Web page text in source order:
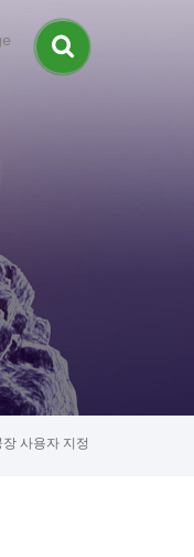
사용자 지정